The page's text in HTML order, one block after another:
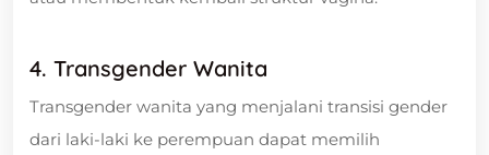
4. Transgender Wanita
Transgender wanita yang menjalani transisi gender
dari laki-laki ke perempuan dapat memilih